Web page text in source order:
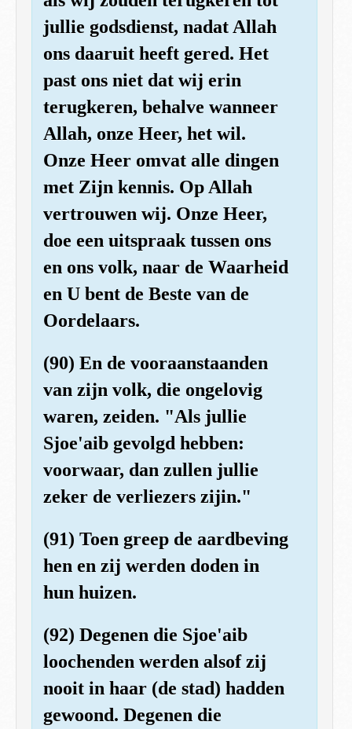
jullie godsdienst, nadat Allah
ons daaruit heeft gered. Het
past ons niet dat wij erin
terugkeren, behalve wanneer
Allah, onze Heer, het wil.
Onze Heer omvat alle dingen
met Zijn kennis. Op Allah
vertrouwen wij. Onze Heer,
doe een uitspraak tussen ons
en ons volk, naar de Waarheid
en U bent de Beste van de
Oordelaars.
(90) En de vooraanstaanden
van zijn volk, die ongelovig
waren, zeiden. "Als jullie
Sjoe'aib gevolgd hebben:
voorwaar, dan zullen jullie
zeker de verliezers zijin."
(91) Toen greep de aardbeving
hen en zij werden doden in
hun huizen.
(92) Degenen die Sjoe'aib
loochenden werden alsof zij
nooit in haar (de stad) hadden
gewoond. Degenen die